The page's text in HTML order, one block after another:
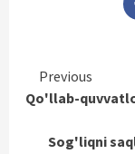
Continue
Reading
Previous
Qo'llab-
Sog'liqni